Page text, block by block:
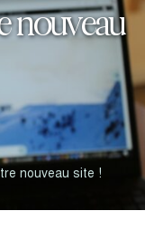
nouveau
nouveau site !